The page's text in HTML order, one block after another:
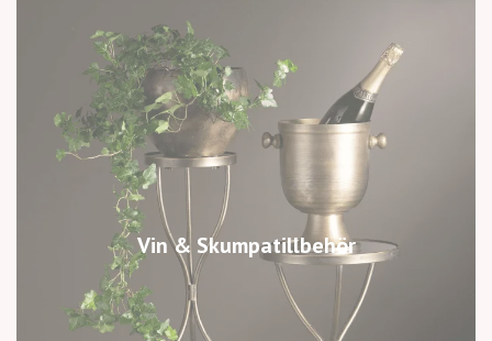
Vin & Skumpatillbehör